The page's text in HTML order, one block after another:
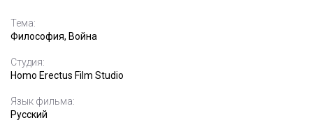
Тема:
Философия, Война
Студия:
Homo Erectus Film Studio
Язык фильма:
Русский